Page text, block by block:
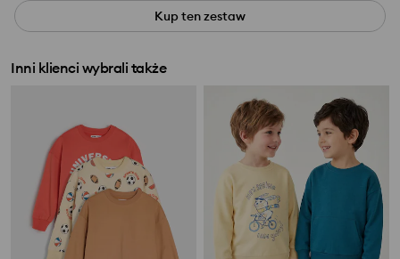
Kup ten zestaw
Inni klienci wybrali także